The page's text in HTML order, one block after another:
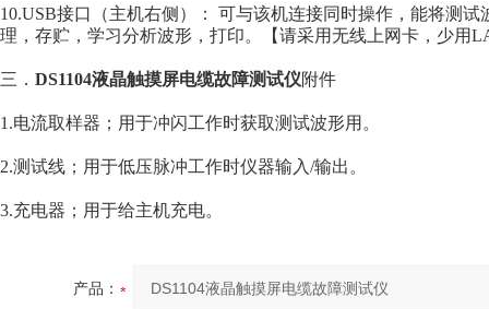
10.USB接口（主机右侧）： 可与该机连接同时操作，能将测
理，存贮，学习分析波形，打印。【请采用无线上网卡，少用
三． DS1104液晶触摸屏电缆故障测试仪附件
1.电流取样器；用于冲闪工作时获取测试波形用。
2.测试线；用于低压脉冲工作时仪器输入/输出。
3.充电器；用于给主机充电。
产品：